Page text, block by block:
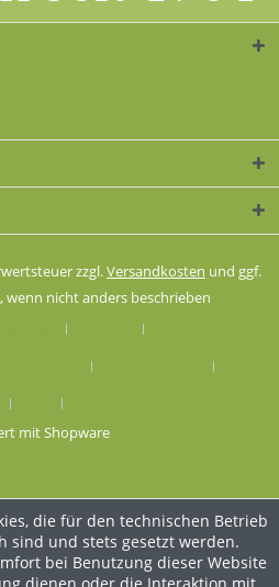
zzgl.Versandkosten und ggf.
nicht anders beschrieben
mit Shopware
die für den technischen Betrieb
sind und stets gesetzt werden.
bei Benutzung dieser Website